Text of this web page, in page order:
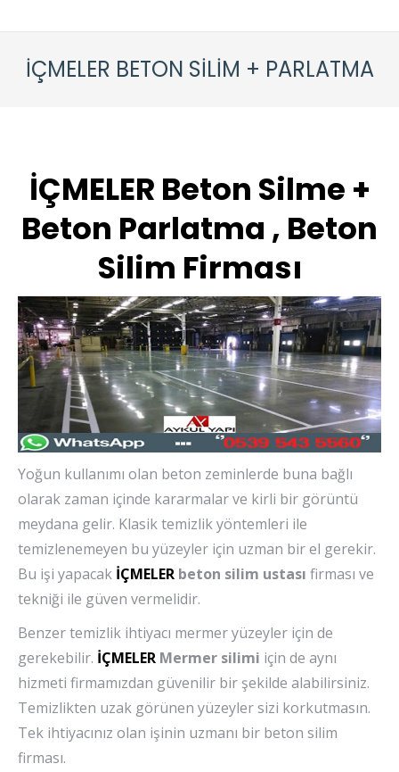
İÇMELER BETON SİLİM + PARLATMA
İÇMELER Beton Silme +
Beton Parlatma , Beton
Silim Firması
Yoğun kullanımı olan beton zeminlerde buna bağlı
olarak zaman içinde kararmalar ve kirli bir görüntü
meydana gelir. Klasik temizlik yöntemleri ile
temizlenemeyen bu yüzeyler için uzman bir el gerekir.
Bu işi yapacak İÇMELER beton silim ustası firması ve
tekniği ile güven vermelidir.
Benzer temizlik ihtiyacı mermer yüzeyler için de
gerekebilir. İÇMELER Mermer silimi için de aynı
hizmeti firmamızdan güvenilir bir şekilde alabilirsiniz.
Temizlikten uzak görünen yüzeyler sizi korkutmasın.
Tek ihtiyacınız olan işinin uzmanı bir beton silim
firması.